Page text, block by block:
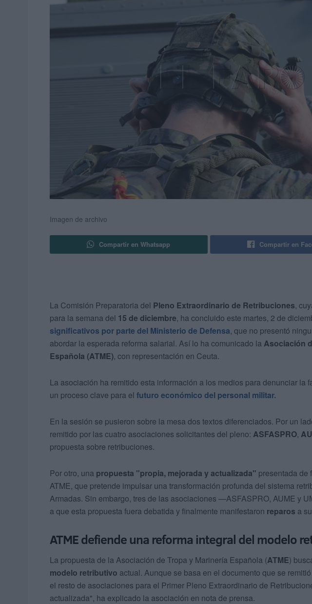
Imagen de archivo
Compartir en Whatsapp Compartir en
La Comisión Preparatoria del Pleno Extraordinario de Retribuciones,
para la semana del 15 de diciembre, ha concluido este martes, 2 de
significativos por parte del Ministerio de Defensa, que no presentó
abordar la esperada reforma salarial. Así lo ha comunicado la Asociación
Española (ATME), con representación en Ceuta.
La asociación ha remitido esta información a los medios para denunciar la
un proceso clave para el futuro económico del personal militar.
En la sesión se pusieron sobre la mesa dos textos diferenciados. Por un
remitido por las cuatro asociaciones solicitantes del pleno: ASFASPRO,
propuesta sobre retribuciones.
Por otro, una propuesta "propia, mejorada y actualizada" presentada de
ATME, que pretende impulsar una transformación profunda del sistema
Armadas. Sin embargo, tres de las asociaciones —ASFASPRO, AUME y
a que esta propuesta fuera debatida y finalmente manifestaron reparos a
ATME defiende una reforma integral del modelo
La propuesta de la Asociación de Tropa y Marinería Española (ATME)
modelo retributivo actual. Aunque se basa en el documento que se
el resto de asociaciones para el Primer Pleno Extraordinario de
actualizada", ha explicado la asociación en nota de prensa.